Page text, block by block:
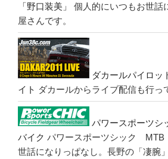
「野口装美」
個人的にいつもお世話
屋さんです。
ダカールパイロッ
イト ダカールからライブ配信も行っ
パワースポーツ
バイク パワースポーツシック
世話になりっぱなし。長野の「凄腕